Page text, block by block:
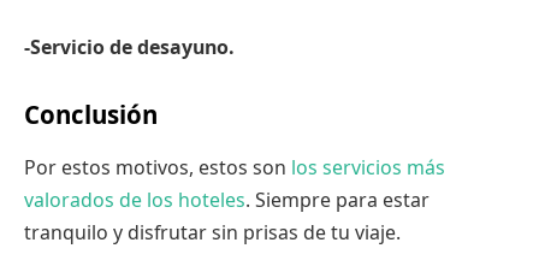
-Servicio de desayuno.
Conclusión
Por estos motivos, estos son los servicios más
valorados de los hoteles. Siempre para estar
tranquilo y disfrutar sin prisas de tu viaje.